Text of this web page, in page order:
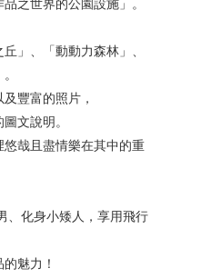
之世界的公園設施」。
」、「動動力森林」、
豐富的照片，
文說明。
哉且盡情樂在其中的重
、化身小矮人，享用飛行
魅力！